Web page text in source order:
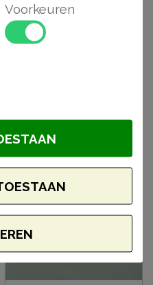
Orac W108 wandpaneel
Voorkeuren